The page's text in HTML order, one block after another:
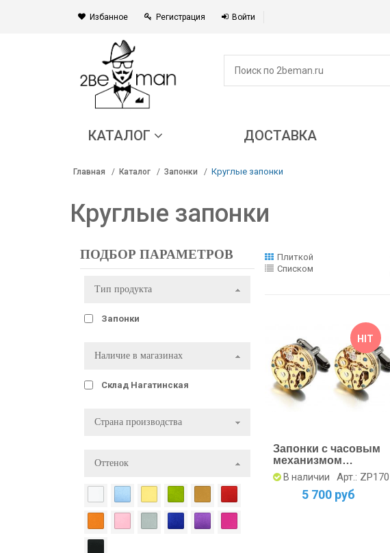
Избанное Регистрация Войти
КАТАЛОГ ДОСТАВКА
Главная Каталог Запонки Круглые запонки
Круглые запонки
ПОДБОР ПАРАМЕТРОВ
Тип продукта
Запонки
Наличие в магазинах
Склад Нагатинская
Страна производства
Оттенок
Плиткой
Списком
HIT
Запонки с часовым
механизмом
золотые
В наличии Арт.: ZP170
5 700 руб